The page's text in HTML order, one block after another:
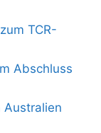
TCR-
Abschluss
Australien